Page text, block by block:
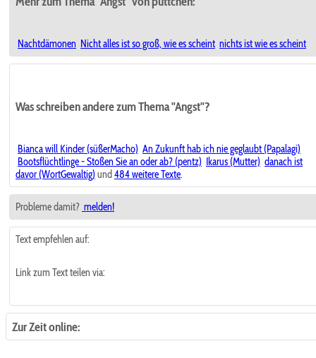
Nachtdämonen Nicht alles ist so groß, wie es scheint nichts ist wie es scheint
Was schreiben andere zum Thema "Angst"?
Bianca will Kinder (süßerMacho) An Zukunft hab ich nie geglaubt (Papalagi)
Bootsflüchtlinge - Stoßen Sie an oder ab? (pentz) Ikarus (Mutter) danach ist
davor (WortGewaltig) und 484 weitere Texte.
Probleme damit? melden!
Text empfehlen auf:
Link zum Text teilen via:
Zur Zeit online: